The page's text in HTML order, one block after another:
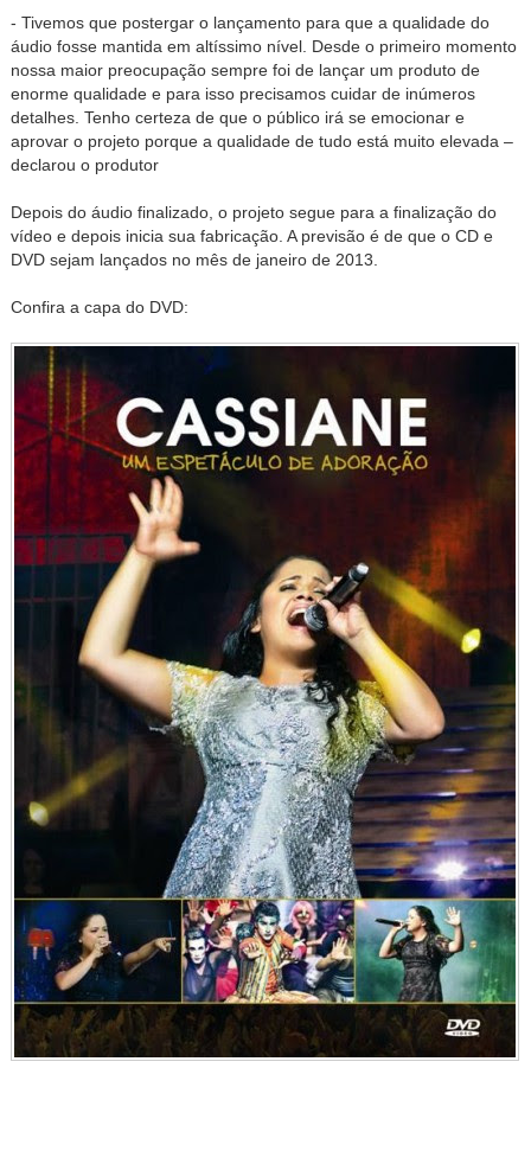
- Tivemos que postergar o lançamento para que a qualidade do
áudio fosse mantida em altíssimo nível. Desde o primeiro momento
nossa maior preocupação sempre foi de lançar um produto de
enorme qualidade e para isso precisamos cuidar de inúmeros
detalhes. Tenho certeza de que o público irá se emocionar e
aprovar o projeto porque a qualidade de tudo está muito elevada –
declarou o produtor
Depois do áudio finalizado, o projeto segue para a finalização do
vídeo e depois inicia sua fabricação. A previsão é de que o CD e
DVD sejam lançados no mês de janeiro de 2013.
Confira a capa do DVD: